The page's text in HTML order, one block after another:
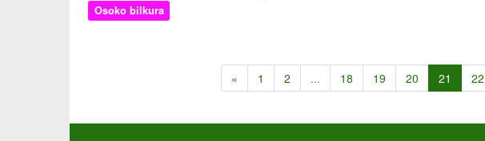
Osoko bilkura
« 1 2 ... 18 19 20 21 22